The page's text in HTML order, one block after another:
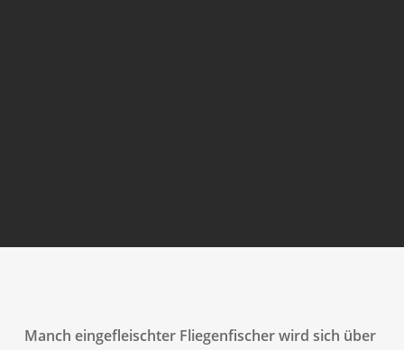
Manch eingefleischter Fliegenfischer wird sich über